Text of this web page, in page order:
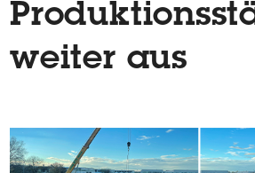
weiter aus